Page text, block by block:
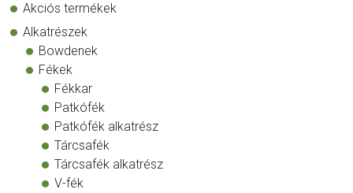
Akciós termékek
Alkatrészek
Bowdenek
Fékek
Fékkar
Patkófék
Patkófék alkatrész
Tárcsafék
Tárcsafék alkatrész
V-fék